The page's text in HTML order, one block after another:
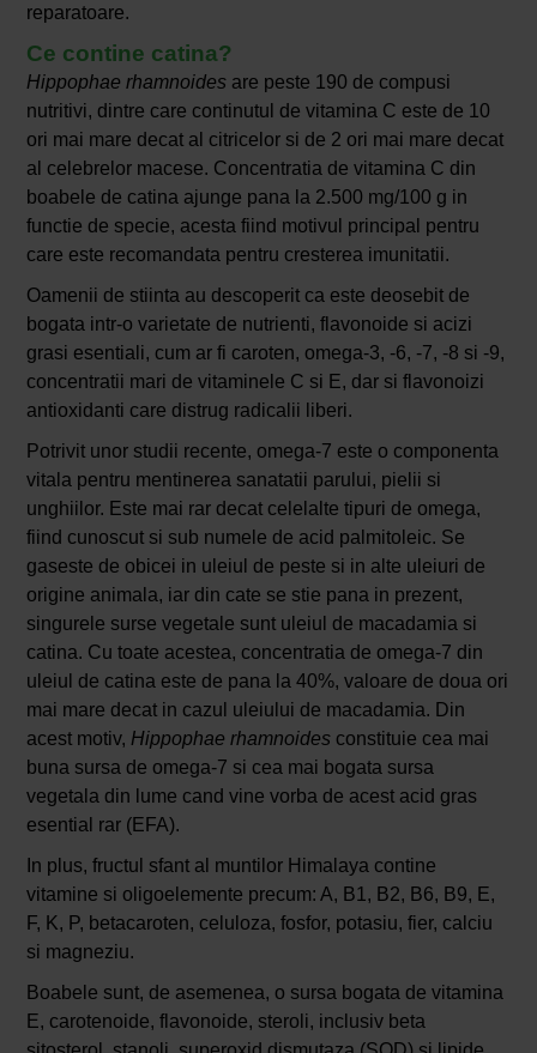
reparatoare.
Ce contine catina?
Hippophae rhamnoidesare peste 190 de compusi
nutritivi, dintre care continutul de vitamina C este de 10
ori mai mare decat al citricelor si de 2 ori mai mare decat
al celebrelor macese. Concentratia de vitamina C din
boabele de catina ajunge pana la 2.500 mg/100 g in
functie de specie, acesta fiind motivul principal pentru
care este recomandata pentru cresterea imunitatii.
Oamenii de stiinta au descoperit ca este deosebit de
bogata intr-o varietate de nutrienti, flavonoide si acizi
grasi esentiali, cum ar fi caroten, omega-3, -6, -7, -8 si -9,
concentratii mari de vitaminele C si E, dar si flavonoizi
antioxidanti care distrug radicalii liberi.
Potrivit unor studii recente, omega-7 este o componenta
vitala pentru mentinerea sanatatii parului, pielii si
unghiilor. Este mai rar decat celelalte tipuri de omega,
fiind cunoscut si sub numele de acid palmitoleic. Se
gaseste de obicei in uleiul de peste si in alte uleiuri de
origine animala, iar din cate se stie pana in prezent,
singurele surse vegetale sunt uleiul de macadamia si
catina. Cu toate acestea, concentratia de omega-7 din
uleiul de catina este de pana la 40%, valoare de doua ori
mai mare decat in cazul uleiului de macadamia. Din
acest motiv, Hippophae rhamnoidesconstituie cea mai
buna sursa de omega-7 si cea mai bogata sursa
vegetala din lume cand vine vorba de acest acid gras
esential rar (EFA).
In plus, fructul sfant al muntilor Himalaya contine
vitamine si oligoelemente precum: A, B1, B2, B6, B9, E,
F, K, P, betacaroten, celuloza, fosfor, potasiu, fier, calciu
si magneziu.
Boabele sunt, de asemenea, o sursa bogata de vitamina
E, carotenoide, flavonoide, steroli, inclusiv beta